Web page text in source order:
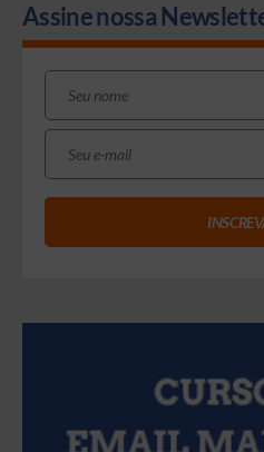
Assine nossa